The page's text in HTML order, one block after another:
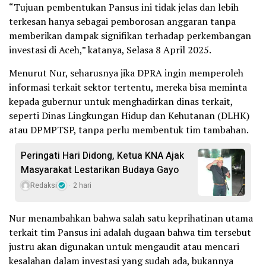
“Tujuan pembentukan Pansus ini tidak jelas dan lebih
terkesan hanya sebagai pemborosan anggaran tanpa
memberikan dampak signifikan terhadap perkembangan
investasi di Aceh,” katanya, Selasa 8 April 2025.
Menurut Nur, seharusnya jika DPRA ingin memperoleh
informasi terkait sektor tertentu, mereka bisa meminta
kepada gubernur untuk menghadirkan dinas terkait,
seperti Dinas Lingkungan Hidup dan Kehutanan (DLHK)
atau DPMPTSP, tanpa perlu membentuk tim tambahan.
Peringati Hari Didong, Ketua KNA Ajak
Masyarakat Lestarikan Budaya Gayo
Redaksi 2 hari
Nur menambahkan bahwa salah satu keprihatinan utama
terkait tim Pansus ini adalah dugaan bahwa tim tersebut
justru akan digunakan untuk mengaudit atau mencari
kesalahan dalam investasi yang sudah ada, bukannya